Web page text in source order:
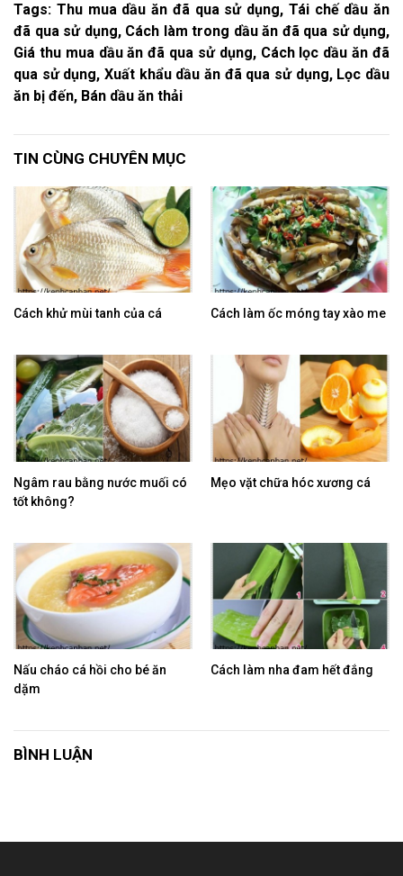
Tags: Thu mua dầu ăn đã qua sử dụng, Tái chế dầu ăn
đã qua sử dụng, Cách làm trong dầu ăn đã qua sử dụng,
Giá thu mua dầu ăn đã qua sử dụng, Cách lọc dầu ăn đã
qua sử dụng, Xuất khẩu dầu ăn đã qua sử dụng, Lọc dầu
ăn bị đến, Bán dầu ăn thải
TIN CÙNG CHUYÊN MỤC
Cách khử mùi tanh của cá Cách làm ốc móng tay xào me
Ngâm rau bằng nước muối có
tốt không?
Mẹo vặt chữa hóc xương cá
Nấu cháo cá hồi cho bé ăn
dặm
Cách làm nha đam hết đắng
BÌNH LUẬN